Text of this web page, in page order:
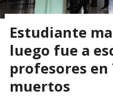
Estudiante
luego fue a
profesores en
muertos